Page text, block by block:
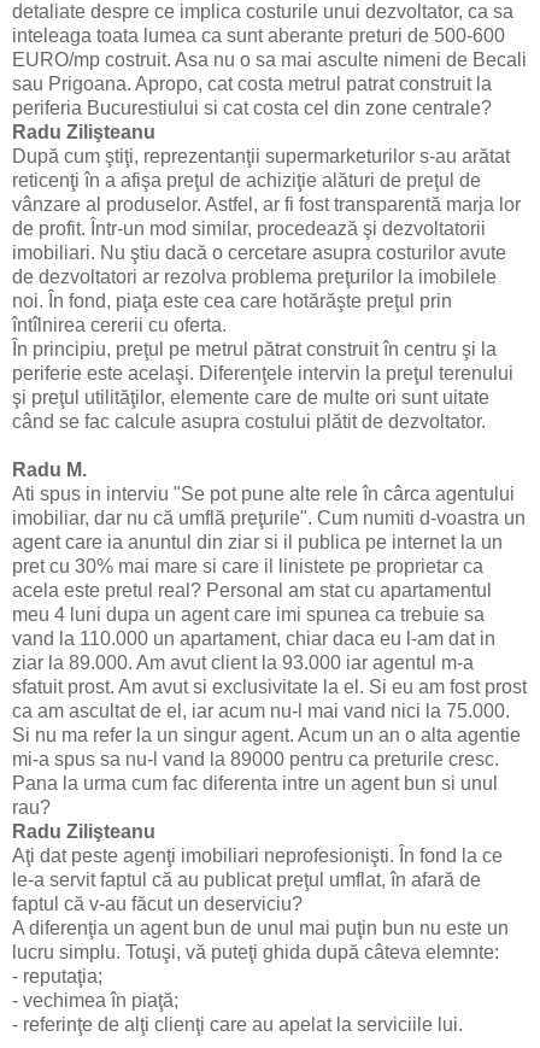
detaliate despre ce implica costurile unui dezvoltator, ca sa
inteleaga toata lumea ca sunt aberante preturi de 500-600
EURO/mp costruit. Asa nu o sa mai asculte nimeni de Becali
sau Prigoana. Apropo, cat costa metrul patrat construit la
periferia Bucurestiului si cat costa cel din zone centrale?
Radu Zilişteanu
După cum ştiţi, reprezentanţii supermarketurilor s-au arătat
reticenţi în a afişa preţul de achiziţie alături de preţul de
vânzare al produselor. Astfel, ar fi fost transparentă marja lor
de profit. Într-un mod similar, procedează şi dezvoltatorii
imobiliari. Nu ştiu dacă o cercetare asupra costurilor avute
de dezvoltatori ar rezolva problema preţurilor la imobilele
noi. În fond, piaţa este cea care hotărăşte preţul prin
întîlnirea cererii cu oferta.
În principiu, preţul pe metrul pătrat construit în centru şi la
periferie este acelaşi. Diferenţele intervin la preţul terenului
şi preţul utilităţilor, elemente care de multe ori sunt uitate
când se fac calcule asupra costului plătit de dezvoltator.
Radu M.
Ati spus in interviu "Se pot pune alte rele în cârca agentului
imobiliar, dar nu că umflă preţurile". Cum numiti d-voastra un
agent care ia anuntul din ziar si il publica pe internet la un
pret cu 30% mai mare si care il linistete pe proprietar ca
acela este pretul real? Personal am stat cu apartamentul
meu 4 luni dupa un agent care imi spunea ca trebuie sa
vand la 110.000 un apartament, chiar daca eu l-am dat in
ziar la 89.000. Am avut client la 93.000 iar agentul m-a
sfatuit prost. Am avut si exclusivitate la el. Si eu am fost prost
ca am ascultat de el, iar acum nu-l mai vand nici la 75.000.
Si nu ma refer la un singur agent. Acum un an o alta agentie
mi-a spus sa nu-l vand la 89000 pentru ca preturile cresc.
Pana la urma cum fac diferenta intre un agent bun si unul
rau?
Radu Zilişteanu
Aţi dat peste agenţi imobiliari neprofesionişti. În fond la ce
le-a servit faptul că au publicat preţul umflat, în afară de
faptul că v-au făcut un deserviciu?
A diferenţia un agent bun de unul mai puţin bun nu este un
lucru simplu. Totuşi, vă puteţi ghida după câteva elemnte:
- reputaţia;
- vechimea în piaţă;
- referinţe de alţi clienţi care au apelat la serviciile lui.